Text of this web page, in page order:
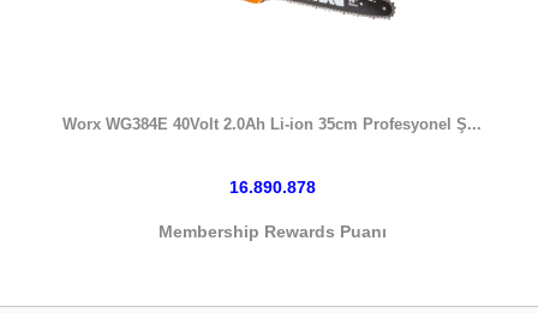
Worx WG384E 40Volt 2.0Ah Li-ion 35cm Profesyonel Ş...
16.890.878
Membership Rewards Puanı